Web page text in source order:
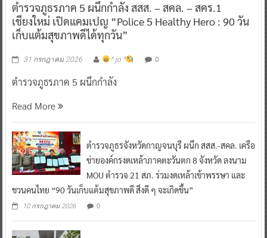
ตำรวจภูธรภาค 5 ผนึกกำลัง สสส. – สคล. – สคร.1
เชียงใหม่ เปิดแคมเปญ “Police 5 Healthy Hero : 90 วัน
เก็บแต้มสุขภาพดีได้ทุกวัน”
31 กรกฎาคม 2026 ^ jo ^ 0
ตำรวจภูธรภาค 5 ผนึกกำลัง
Read More
ตำรวจภูธรจังหวัดกาญจนบุรี ผนึก สสส.-สคล. เครือ
ข่ายองค์กรงดเหล้าภาคตะวันตก 8 จังหวัด ลงนาม
MOU ตำรวจ 21 สภ. ร่วมงดเหล้าเข้าพรรษา และ
ชวนคนไทย “90 วันเก็บแต้มสุขภาพดี สิ่งดี ๆ จะเกิดขึ้น”
10 กรกฎาคม 2026 0